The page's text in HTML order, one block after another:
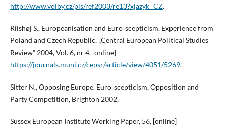
http://www.volby.cz/pls/ref2003/re13?xjazyk=CZ.
Riishøj S., Europeanisation and Euro‑scepticism. Experience from
Poland and Czech Republic, „Central European Political Studies
Review” 2004, Vol. 6, nr 4, [online]
https://journals.muni.cz/cepsr/article/view/4051/5269.
Sitter N., Opposing Europe. Euro‑scepticism, Opposition and
Party Competition, Brighton 2002,
Sussex European Institute Working Paper, 56, [online]